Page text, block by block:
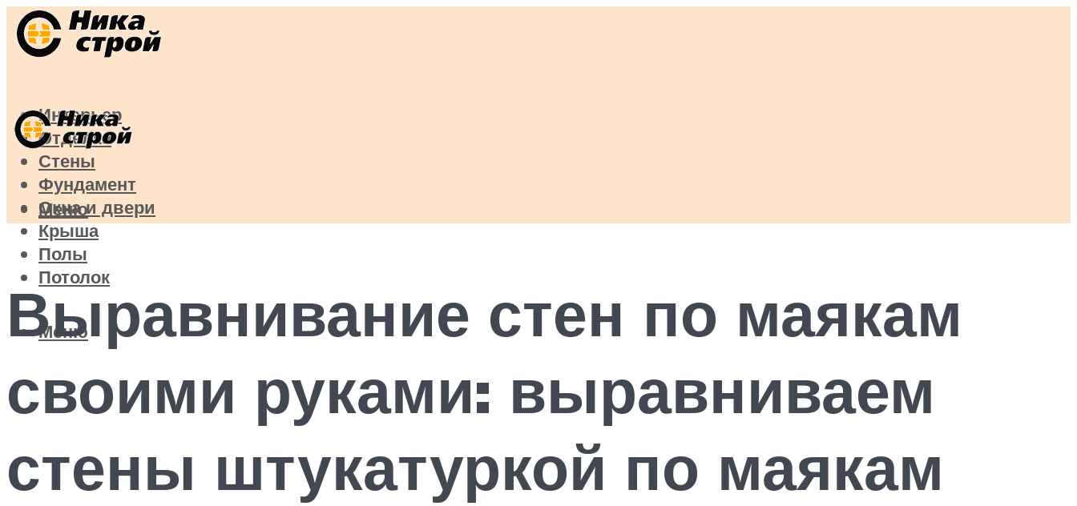
Интерьер
Отделка
Стены
Фундамент
Окна и двери
Крыша
Полы
Потолок
Меню
Меню
Выравнивание стен по маякам
своими руками: выравниваем
стены штукатуркой по маякам